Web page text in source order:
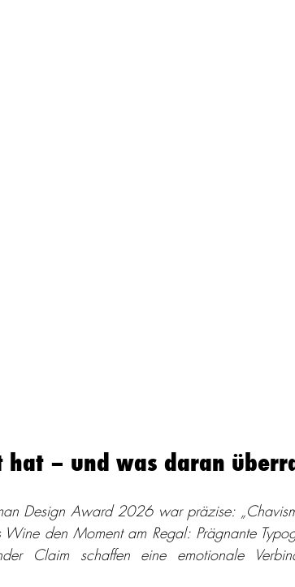
hat – und was daran
Design Award 2026 war präzise:
Wine den Moment am Regal: Prägnante
Claim schaffen eine emotionale